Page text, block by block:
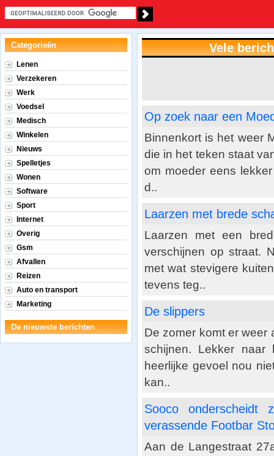
Vele
Op zoek naar een
Binnenkort is het weer
die in het teken staat
om moeder eens
d..
Laarzen met brede
Laarzen met een
verschijnen op straat.
met wat stevigere
tevens teg..
De slippers
De zomer komt er weer
schijnen. Lekker
heerlijke gevoel nou
kan..
Sooco
verassende Footbar
Aan de Langestraat
Categorieën
Lenen
Verzekeren
Werk
Voedsel
Medisch
Winkelen
Nieuws
Spelletjes
Wonen
Software
Sport
Internet
Overig
Gsm
Afvallen
Reizen
Auto en transport
Marketing
De nieuwste berichten